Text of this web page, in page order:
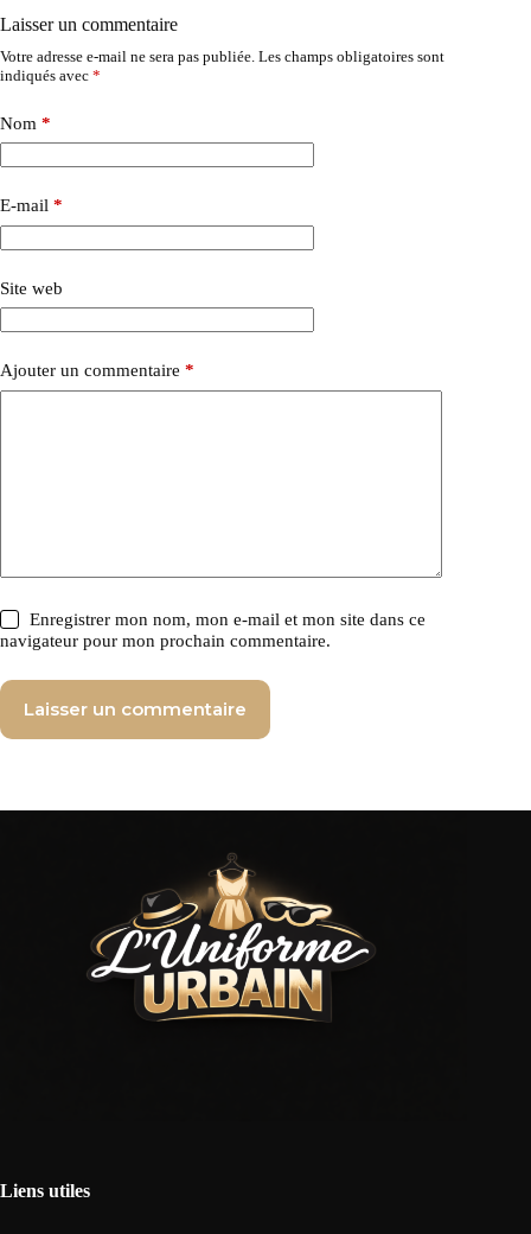
Laisser un commentaire
Votre adresse e-mail ne sera pas publiée. Les champs obligatoires sont
indiqués avec *
Nom *
E-mail *
Site web
Ajouter un commentaire *
Enregistrer mon nom, mon e-mail et mon site dans ce
navigateur pour mon prochain commentaire.
Laisser un commentaire
Liens utiles